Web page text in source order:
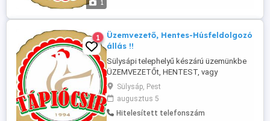
1
1
Üzemvezető, Hentes-Húsfeldolgozó
állás !!
Sülysápi telephelyű készárú üzemünkbe
ÜZEMVEZETŐt, HENTEST, vagy
gyakorlattal rendelkező munkavállalót
keresünk. Jelentkezés fényképes
Önéletrajzzal vagy személyesen, illetve
telefonon. e-mail :
Sülysáp, Pest
augusztus 5
Hitelesített telefonszám